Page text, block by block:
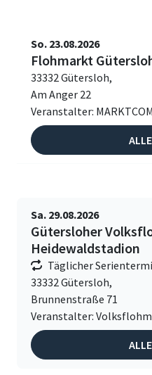
So. 23.08.2026
Flohmarkt
33332 Gütersloh,
Am Anger 22
Veranstalter:
Sa. 29.08.2026
Gütersloher
Heidewaldstadion
Täglicher
33332 Gütersloh,
Brunnenstraße 71
Veranstalter: